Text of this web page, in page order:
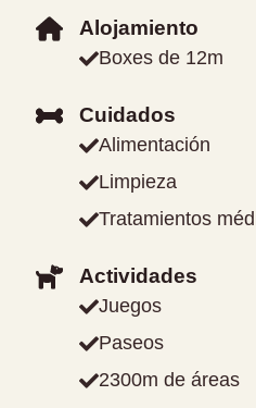
Alojamiento
Boxes de 12m
Cuidados
Alimentación
Limpieza
Tratamientos
Actividades
Juegos
Paseos
2300m de áreas